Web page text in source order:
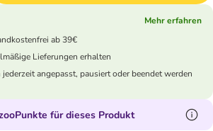
Mehr erfahren
ab 39€
Lieferungen erhalten
jederzeit angepasst, pausiert oder beendet werden
für dieses Produkt